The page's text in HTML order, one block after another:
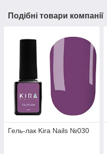
Подібні товари компанії
Гель-лак Kira Nails №030